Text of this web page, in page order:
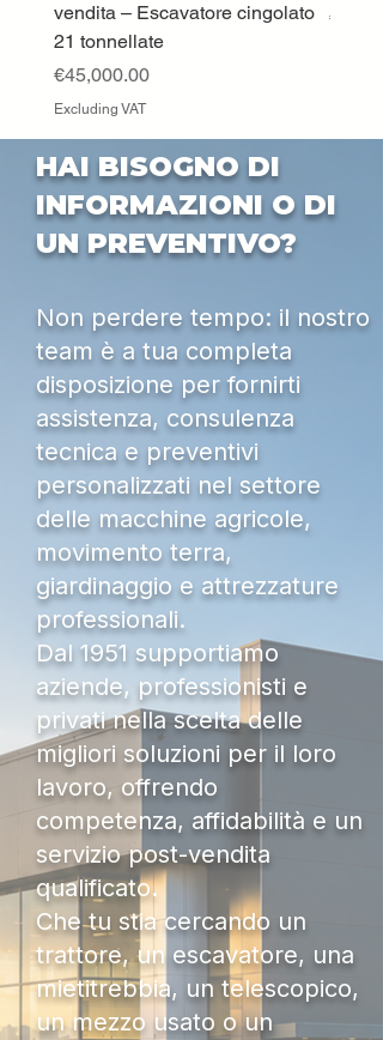
vendita – Escavatore cingolato
21 tonnellate
Price
€45,000.00
Excluding VAT
Price
HAI BISOGNO DI
INFORMAZIONI O DI
UN PREVENTIVO?
Non perdere tempo: il nostro
team è a tua completa
disposizione per fornirti
assistenza, consulenza
tecnica e preventivi
personalizzati nel settore
delle macchine agricole,
movimento terra,
giardinaggio e attrezzature
professionali.
Dal 1951 supportiamo
aziende, professionisti e
privati nella scelta delle
migliori soluzioni per il loro
lavoro, offrendo
competenza, affidabilità e un
servizio post-vendita
qualificato.
Che tu stia cercando un
trattore, un escavatore, una
mietitrebbia, un telescopico,
un mezzo usato o un